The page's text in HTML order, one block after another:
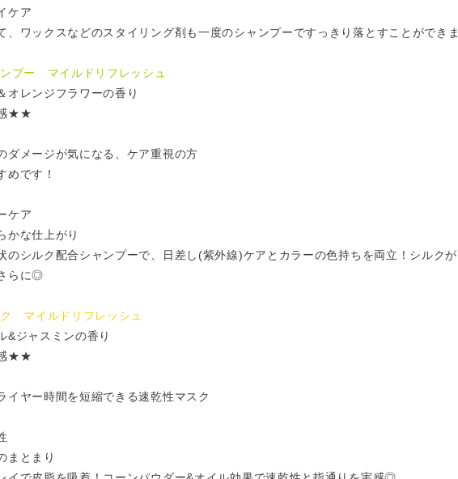
ケア
、ワックスなどのスタイリング剤も一度のシャンプーですっきり落とすことができ
プー マイルドリフレッシュ
オレンジフラワーの香り
★★
ダメージが気になる、ケア重視の方
めです！
ケア
かな仕上がり
のシルク配合シャンプーで、日差し(紫外線)ケアとカラーの色持ちを両立！シルク
らに◎
マイルドリフレッシュ
&ジャスミンの香り
★★
イヤー時間を短縮できる速乾性マスク
まとまり